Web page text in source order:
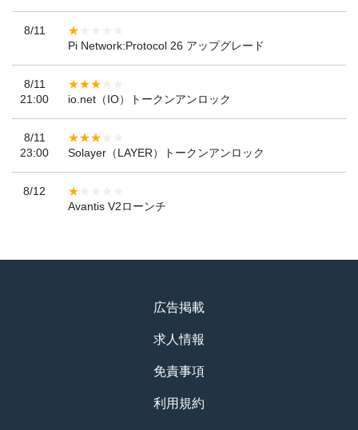
8/11
Pi Network:Protocol 26 アップグレード
8/11
21:00
io.net（IO）トークンアンロック
8/11
23:00
Solayer（LAYER）トークンアンロック
8/12
Avantis V2ローンチ
広告掲載
求人情報
免責事項
利用規約